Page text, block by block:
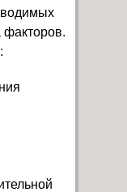
факторов.